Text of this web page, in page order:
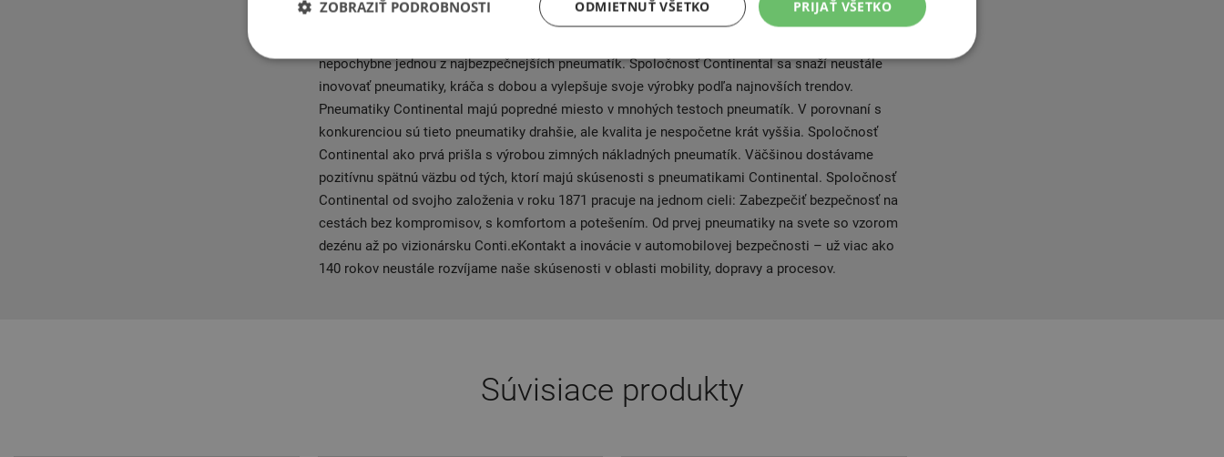
sa napríklad na projektoch Formuly 1. V súčasnosti je Continental druhým najväčším výrobcom
nepochybne jednou z najbezpečnejších pneumatík. Spoločnosť Continental sa snaží neustále
inovovať pneumatiky, kráča s dobou a vylepšuje svoje výrobky podľa najnovších trendov.
Pneumatiky Continental majú popredné miesto v mnohých testoch pneumatík. V porovnaní s
konkurenciou sú tieto pneumatiky drahšie, ale kvalita je nespočetne krát vyššia. Spoločnosť
Continental ako prvá prišla s výrobou zimných nákladných pneumatík. Väčšinou dostávame
pozitívnu spätnú väzbu od tých, ktorí majú skúsenosti s pneumatikami Continental. Spoločnosť
Continental od svojho založenia v roku 1871 pracuje na jednom cieli: Zabezpečiť bezpečnosť na
cestách bez kompromisov, s komfortom a potešením. Od prvej pneumatiky na svete so vzorom
dezénu až po vizionársku Conti.eKontakt a inovácie v automobilovej bezpečnosti – už viac ako
140 rokov neustále rozvíjame naše skúsenosti v oblasti mobility, dopravy a procesov.
Súvisiace produkty
PRIJAŤ VŠETKO
ODMIETNUŤ VŠETKO
ZOBRAZIŤ PODROBNOSTI